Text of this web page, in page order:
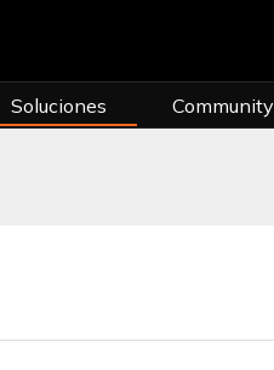
Soluciones Community